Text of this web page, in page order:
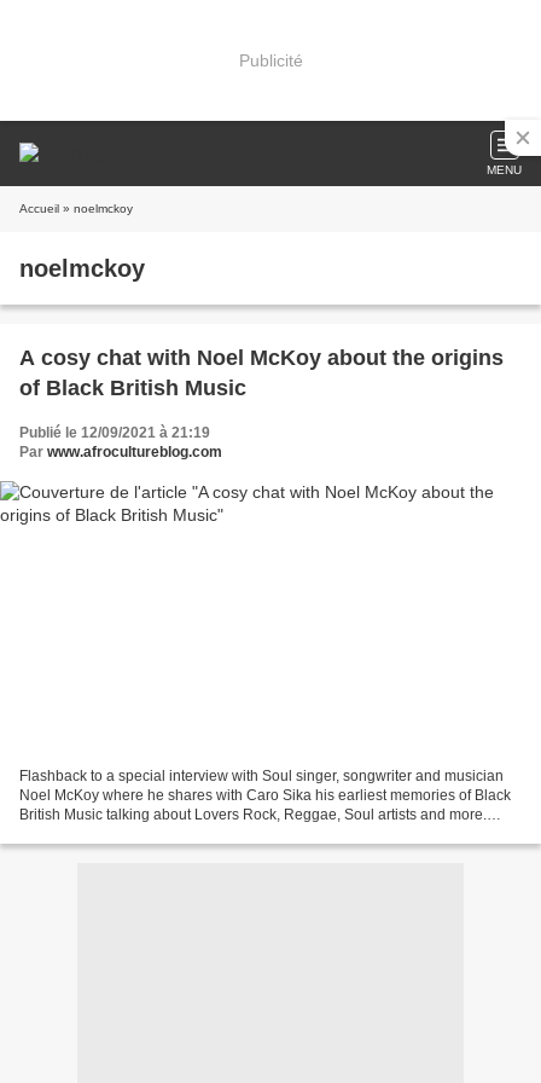
Publicité
MENU
Accueil » noelmckoy
noelmckoy
A cosy chat with Noel McKoy about the origins
of Black British Music
Publié le 12/09/2021 à 21:19
Par www.afrocultureblog.com
Flashback to a special interview with Soul singer, songwriter and musician
Noel McKoy where he shares with Caro Sika his earliest memories of Black
British Music talking about Lovers Rock, Reggae, Soul artists and more.